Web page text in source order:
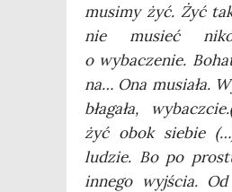
musi­my żyć. Żyć
nie musieć
o wyba­cze­nie.
na… Ona musia­ła.
bła­ga­ła,
żyć obok sie­bie
ludzie. Bo po
inne­go wyj­ścia.